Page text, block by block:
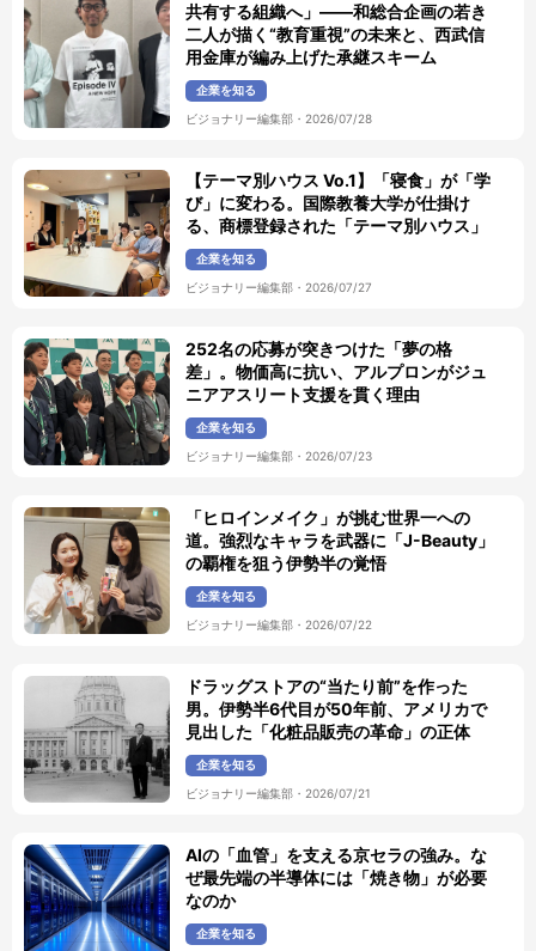
共有する組織へ」——和総合企画の若き
二人が描く“教育重視”の未来と、西武信
用金庫が編み上げた承継スキーム
企業を知る
ビジョナリー編集部・ 2026/07/28
【テーマ別ハウス Vo.1】「寝食」が「学
び」に変わる。国際教養大学が仕掛け
る、商標登録された「テーマ別ハウス」
企業を知る
ビジョナリー編集部・ 2026/07/27
252名の応募が突きつけた「夢の格
差」。物価高に抗い、アルプロンがジュ
ニアアスリート支援を貫く理由
企業を知る
ビジョナリー編集部・ 2026/07/23
「ヒロインメイク」が挑む世界一への
道。強烈なキャラを武器に「J-Beauty」
の覇権を狙う伊勢半の覚悟
企業を知る
ビジョナリー編集部・ 2026/07/22
ドラッグストアの“当たり前”を作った
男。伊勢半6代目が50年前、アメリカで
見出した「化粧品販売の革命」の正体
企業を知る
ビジョナリー編集部・ 2026/07/21
AIの「血管」を支える京セラの強み。な
ぜ最先端の半導体には「焼き物」が必要
なのか
企業を知る